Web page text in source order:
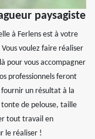
paysagiste
à Ferlens est à votre
voulez faire réaliser
pour vous accompagner
professionnels feront
un résultat à la
de pelouse, taille
tout travail en
le réaliser !